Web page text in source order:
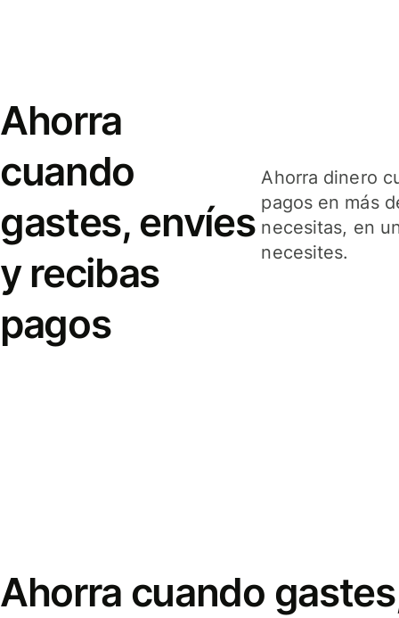
Ahorra
cuando
gastes, envíes
y recibas
pagos
Ahorra dinero
pagos en más
necesitas, en
necesites.
Ahorra cuando